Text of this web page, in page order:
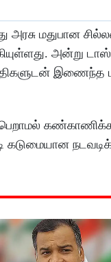
மதுபான
அன்று
இணைந்த
கடுமையான